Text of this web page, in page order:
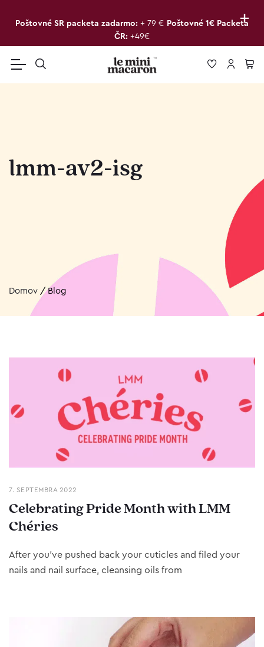
+
Poštovné SR packeta zadarmo: + 79 € Poštovné 1€ Packeta
ČR: +49€
lmm-av2-isg
Domov /Blog
7. SEPTEMBRA 2022
Celebrating Pride Month with LMM
Chéries
After you’ve pushed back your cuticles and filed your
nails and nail surface, cleansing oils from